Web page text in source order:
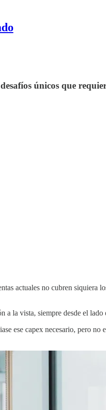
únicos que
actuales no cubren siquiera
a la vista, siempre desde el lado
ese capex necesario, pero